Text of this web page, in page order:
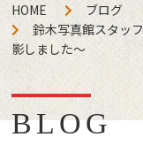
HOME
ブログ
鈴木写真館スタッ
影しました〜
BLOG